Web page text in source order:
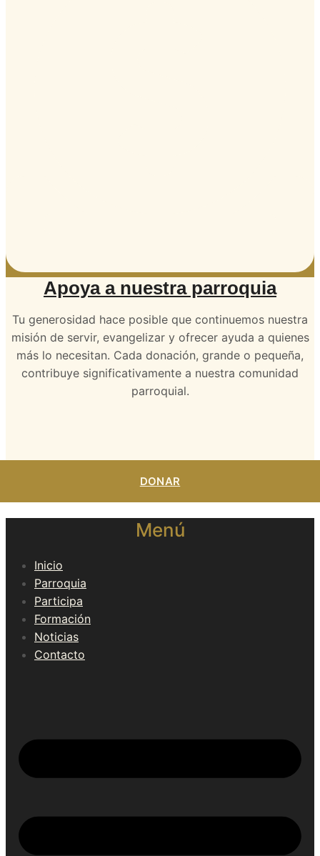
Apoya a nuestra parroquia
Tu generosidad hace posible que continuemos nuestra
misión de servir, evangelizar y ofrecer ayuda a quienes
más lo necesitan. Cada donación, grande o pequeña,
contribuye significativamente a nuestra comunidad
parroquial.
DONAR
Menú
Inicio
Parroquia
Participa
Formación
Noticias
Contacto